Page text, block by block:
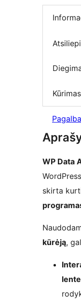
Kūrimas
Pagalba
WP Data
skirta
kūrėją,